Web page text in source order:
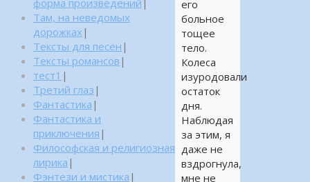
его
больное
тощее
тело.
Колеса
изуродовали
остаток
дня.
Наблюдая
за этим, я
даже не
вздрогнула,
мне не
форма произведений |
Там, на неведомых
дорожках |
Тексты для песен |
Тексты романсов |
тест1 |
Третий глаз |
Фантастика |
Фантастика и
приключения |
Философская и религиозная
лирика |
Фэнтези и мистика |